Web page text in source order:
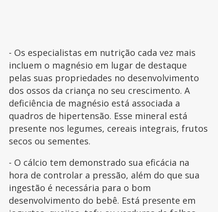
- Os especialistas em nutrição cada vez mais
incluem o magnésio em lugar de destaque
pelas suas propriedades no desenvolvimento
dos ossos da criança no seu crescimento. A
deficiência de magnésio está associada a
quadros de hipertensão. Esse mineral está
presente nos legumes, cereais integrais, frutos
secos ou sementes.
- O cálcio tem demonstrado sua eficácia na
hora de controlar a pressão, além do que sua
ingestão é necessária para o bom
desenvolvimento do bebê. Está presente em